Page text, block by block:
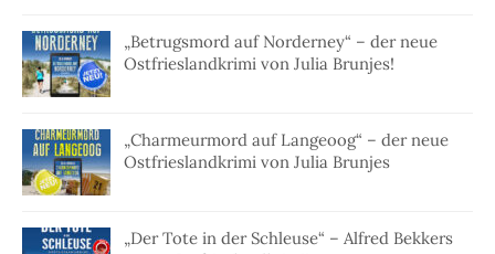
„Betrugsmord auf Norderney“ – der neue
Ostfrieslandkrimi von Julia Brunjes!
„Charmeurmord auf Langeoog“ – der neue
Ostfrieslandkrimi von Julia Brunjes
„Der Tote in der Schleuse“ – Alfred Bekkers